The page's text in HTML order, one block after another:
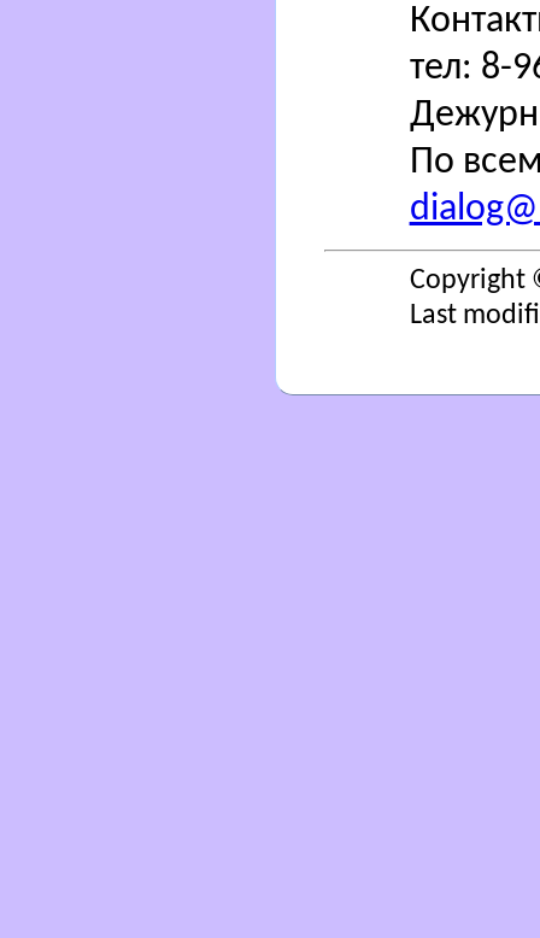
тел: 8-
По
Copyright
Last